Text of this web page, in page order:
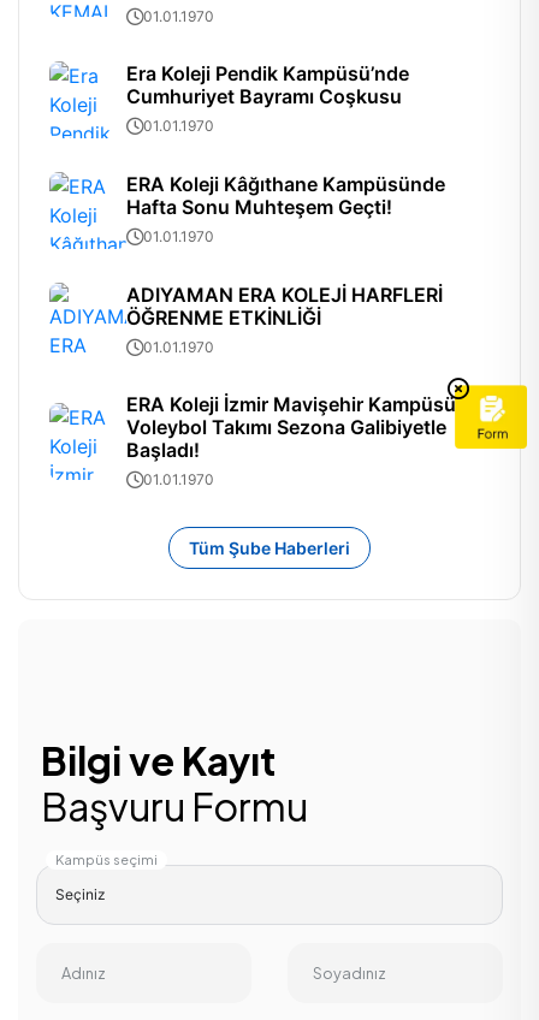
01.01.1970
Era Koleji Pendik Kampüsü’nde
Cumhuriyet Bayramı Coşkusu
01.01.1970
ERA Koleji Kâğıthane Kampüsünde
Hafta Sonu Muhteşem Geçti!
01.01.1970
ADIYAMAN ERA KOLEJİ HARFLERİ
ÖĞRENME ETKİNLİĞİ
01.01.1970
ERA Koleji İzmir Mavişehir Kampüsü
Voleybol Takımı Sezona Galibiyetle
Başladı!
01.01.1970
Tüm Şube Haberleri
Bilgi ve Kayıt
Başvuru Formu
Kampüs seçimi
Adınız Soyadınız